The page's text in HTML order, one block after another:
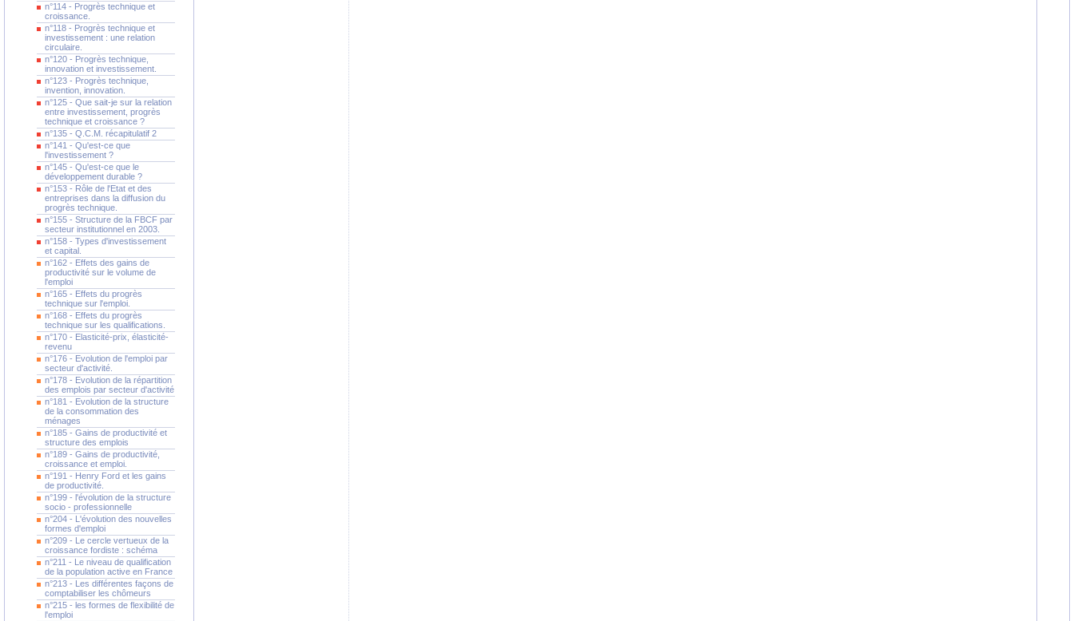
n°114 - Progrès technique et
croissance.
n°118 - Progrès technique et
investissement : une relation
circulaire.
n°120 - Progrès technique,
innovation et investissement.
n°123 - Progrès technique,
invention, innovation.
n°125 - Que sait-je sur la relation
entre investissement, progrès
technique et croissance ?
n°135 - Q.C.M. récapitulatif 2
n°141 - Qu'est-ce que
l'investissement ?
n°145 - Qu'est-ce que le
développement durable ?
n°153 - Rôle de l'Etat et des
entreprises dans la diffusion du
progrès technique.
n°155 - Structure de la FBCF par
secteur institutionnel en 2003.
n°158 - Types d'investissement
et capital.
n°162 - Effets des gains de
productivité sur le volume de
l'emploi
n°165 - Effets du progrès
technique sur l'emploi.
n°168 - Effets du progrès
technique sur les qualifications.
n°170 - Elasticité-prix, élasticité-
revenu
n°176 - Evolution de l'emploi par
secteur d'activité.
n°178 - Evolution de la répartition
des emplois par secteur d'activité
n°181 - Evolution de la structure
de la consommation des
ménages
n°185 - Gains de productivité et
structure des emplois
n°189 - Gains de productivité,
croissance et emploi.
n°191 - Henry Ford et les gains
de productivité.
n°199 - l'évolution de la structure
socio - professionnelle
n°204 - L'évolution des nouvelles
formes d'emploi
n°209 - Le cercle vertueux de la
croissance fordiste : schéma
n°211 - Le niveau de qualification
de la population active en France
n°213 - Les différentes façons de
comptabiliser les chômeurs
n°215 - les formes de flexibilité de
l'emploi